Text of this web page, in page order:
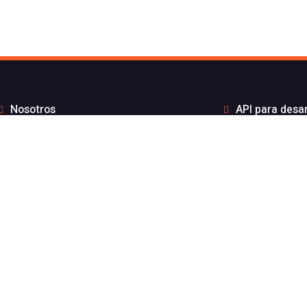
Nosotros
API para